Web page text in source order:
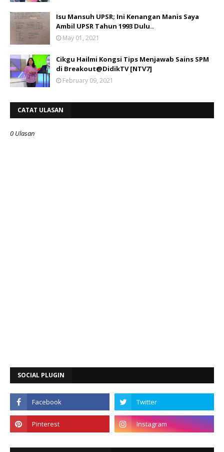
Isu Mansuh UPSR; Ini Kenangan Manis Saya
Ambil UPSR Tahun 1993 Dulu..
May 01, 2021
Cikgu Hailmi Kongsi Tips Menjawab Sains SPM
di Breakout@DidikTV [NTV7]
February 09, 2021
CATAT ULASAN
0 Ulasan
SOCIAL PLUGIN